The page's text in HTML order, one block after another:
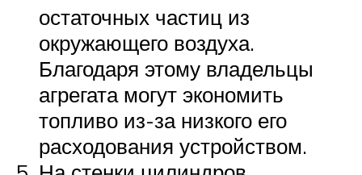
остаточных частиц из
окружающего воздуха.
Благодаря этому владельцы
агрегата могут экономить
топливо из-за низкого его
расходования устройством.